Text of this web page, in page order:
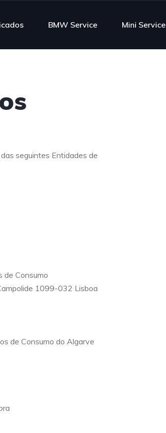
BMW Service Mini Service
seguintes Entidades de
de Consumo
1099-032 Lisboa
de Consumo do Algarve